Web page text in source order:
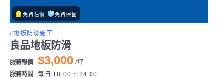
免費估價 免費保固
#地板防滑施工
良品地板防滑
服務報價 $3,000 /坪
服務時間
每日 18:00 ~ 24:00